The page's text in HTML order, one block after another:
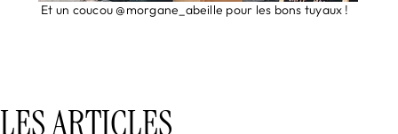
Et un coucou @morgane_abeille pour les bons tuyaux !
LES ARTICLES